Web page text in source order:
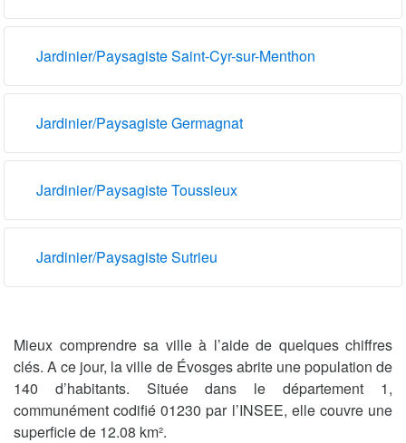
Jardinier/Paysagiste Saint-Cyr-sur-Menthon
Jardinier/Paysagiste Germagnat
Jardinier/Paysagiste Toussieux
Jardinier/Paysagiste Sutrieu
Mieux comprendre sa ville à l’aide de quelques chiffres
clés. A ce jour, la ville de Évosges abrite une population de
140 d’habitants. Située dans le département 1,
communément codifié 01230 par l’INSEE, elle couvre une
superficie de 12.08 km².